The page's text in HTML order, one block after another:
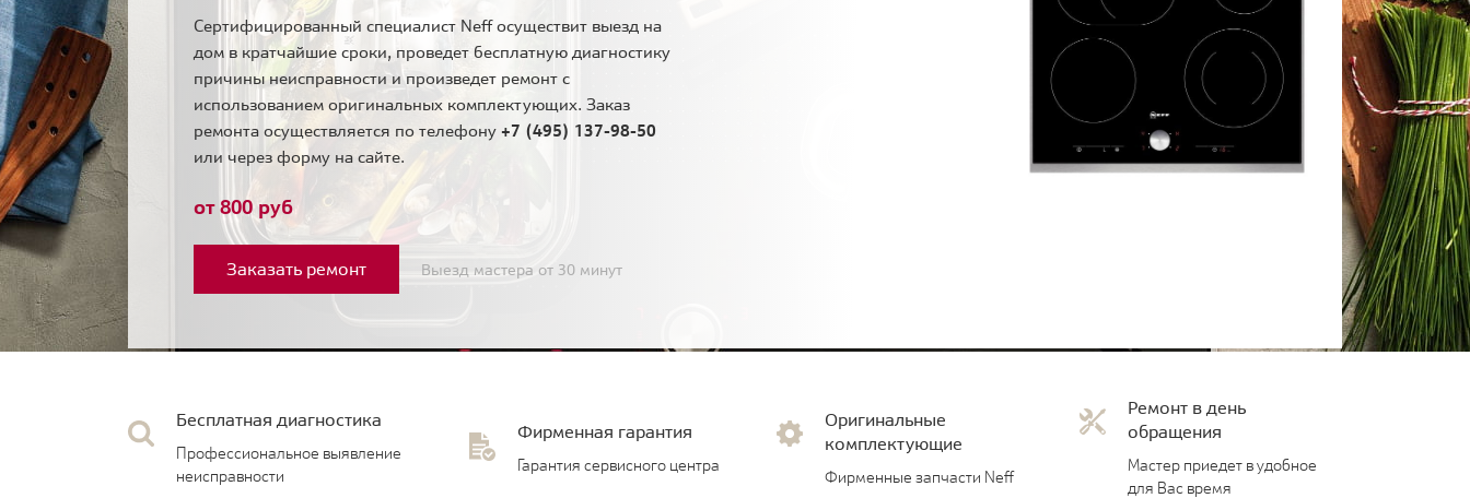
Сертифицированный специалист Neff осуществит выезд на
дом в кратчайшие сроки, проведет бесплатную диагностику
причины неисправности и произведет ремонт с
использованием оригинальных комплектующих. Заказ
ремонта осуществляется по телефону +7 (495) 137-98-50
или через форму на сайте.
от 800 руб
Заказать ремонт Выезд мастера от 30 минут
Бесплатная диагностика
Профессиональное выявление
неисправности
Фирменная гарантия
Гарантия сервисного центра
Оригинальные
комплектующие
Фирменные запчасти Neff
Ремонт в день
обращения
Мастер приедет в удобное
для Вас время